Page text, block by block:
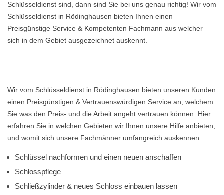
Schlüsseldienst sind, dann sind Sie bei uns genau richtig! Wir vom
Schlüsseldienst in Rödinghausen bieten Ihnen einen
Preisgünstige Service & Kompetenten Fachmann aus welcher
sich in dem Gebiet ausgezeichnet auskennt.
Wir vom Schlüsseldienst in Rödinghausen bieten unseren Kunden
einen Preisgünstigen & Vertrauenswürdigen Service an, welchem
Sie was den Preis- und die Arbeit angeht vertrauen können. Hier
erfahren Sie in welchen Gebieten wir Ihnen unsere Hilfe anbieten,
und womit sich unsere Fachmänner umfangreich auskennen.
Schlüssel nachformen und einen neuen anschaffen
Schlosspflege
Schließzylinder & neues Schloss einbauen lassen